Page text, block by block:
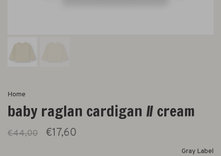
Home
baby raglan cardigan // cream
€44,00 €17,60
Gray Label